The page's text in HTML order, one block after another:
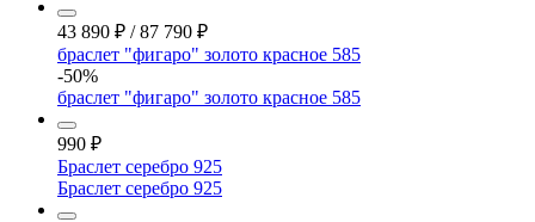
43 890 ₽ / 87 790 ₽
браслет "фигаро" золото красное 585
-50%
браслет "фигаро" золото красное 585
990 ₽
Браслет серебро 925
Браслет серебро 925